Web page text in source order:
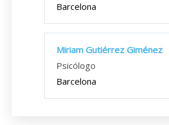
Barcelona
Miriam Gutiérrez Giménez
Psicólogo
Barcelona